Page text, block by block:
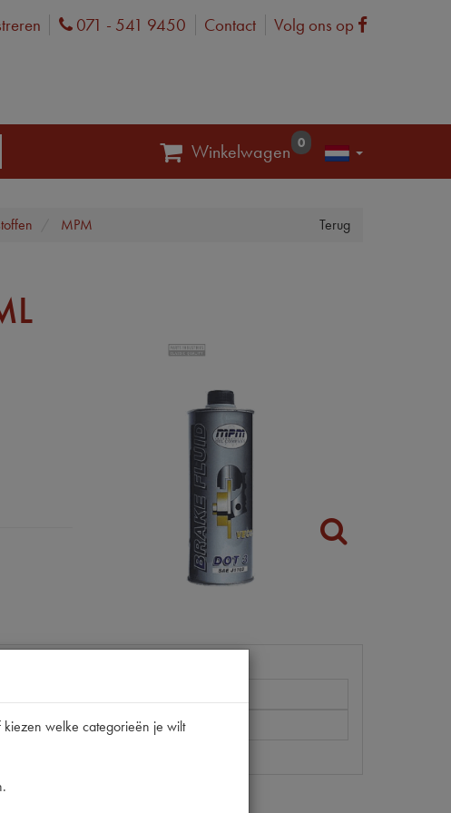
Phone
071 - 541 9450 Contact Volg ons op Facebook
Winkelwagen 0
Terug
MPM
welke categorieën je wilt